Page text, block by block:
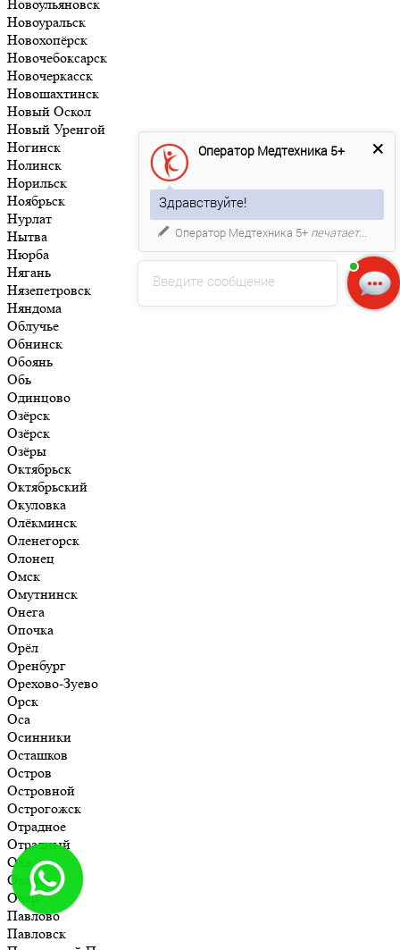
Новоульяновск
Новоуральск
Новохопёрск
Новочебоксарск
Новочеркасск
Новошахтинск
Новый Оскол
Новый Уренгой
Ногинск
Нолинск
Норильск
Ноябрьск
Нурлат
Нытва
Нюрба
Нягань
Нязепетровск
Няндома
Облучье
Обнинск
Обоянь
Обь
Одинцово
Озёрск
Озёрск
Озёры
Октябрьск
Октябрьский
Окуловка
Олёкминск
Оленегорск
Олонец
Омск
Омутнинск
Онега
Опочка
Орёл
Оренбург
Орехово-Зуево
Орск
Оса
Осинники
Осташков
Остров
Островной
Острогожск
Отрадное
Отрадный
Оха
Оханск
Очёр
Павлово
Павловск
Введите сообщение
Оператор Медтехника 5+
Здравствуйте!
Оператор Медтехника 5+ печатает...